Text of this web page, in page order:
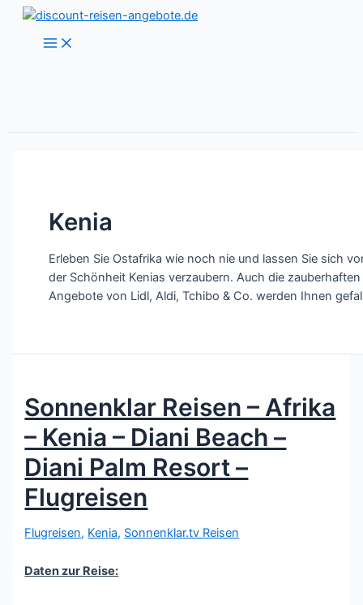
Zum
springen
Main
Menu
Kenia
Erleben Sie Ostafrika wie noch nie und lassen Sie sich
der Schönheit Kenias verzaubern. Auch die zauberhaften
Angebote von Lidl, Aldi, Tchibo & Co. werden Ihnen
Sonnenklar Reisen – Afrika
– Kenia – Diani Beach –
Diani Palm Resort –
Flugreisen
Flugreisen, Kenia, Sonnenklar.tv Reisen
Daten zur Reise: